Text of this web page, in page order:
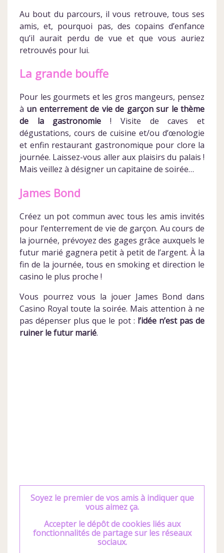
Au bout du parcours, il vous retrouve, tous ses
amis, et, pourquoi pas, des copains d’enfance
qu’il aurait perdu de vue et que vous auriez
retrouvés pour lui.
La grande bouffe
Pour les gourmets et les gros mangeurs, pensez
à un enterrement de vie de garçon sur le thème
de la gastronomie ! Visite de caves et
dégustations, cours de cuisine et/ou d’œnologie
et enfin restaurant gastronomique pour clore la
journée. Laissez-vous aller aux plaisirs du palais !
Mais veillez à désigner un capitaine de soirée…
James Bond
Créez un pot commun avec tous les amis invités
pour l’enterrement de vie de garçon. Au cours de
la journée, prévoyez des gages grâce auxquels le
futur marié gagnera petit à petit de l’argent. À la
fin de la journée, tous en smoking et direction le
casino le plus proche !
Vous pourrez vous la jouer James Bond dans
Casino Royal toute la soirée. Mais attention à ne
pas dépenser plus que le pot : l’idée n’est pas de
ruiner le futur marié.
Soyez le premier de vos amis à indiquer que
vous aimez ça.
Accepter le dépôt de cookies liés aux
fonctionnalités de partage sur les réseaux
sociaux.